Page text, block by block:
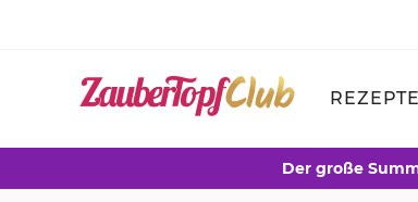
REZEPTE
Der große